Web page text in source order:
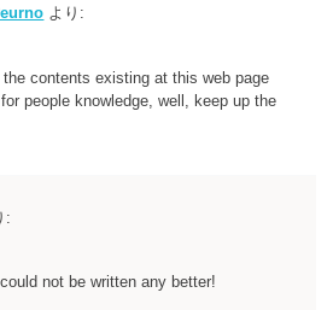
より:
the contents existing at this web page
people knowledge, well, keep up the
:
not be written any better!